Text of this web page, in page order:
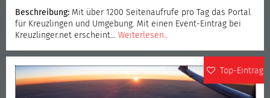
Beschreibung: Mit über 1200 Seitenaufrufe pro Tag das Portal
für Kreuzlingen und Umgebung. Mit einen Event-Eintrag bei
Kreuzlinger.net erscheint… Weiterlesen..
Top-Eintrag